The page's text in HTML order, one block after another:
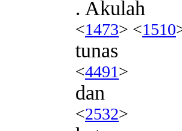
. Akulah
<1473> <1510
tunas
<4491>
dan
<2532>